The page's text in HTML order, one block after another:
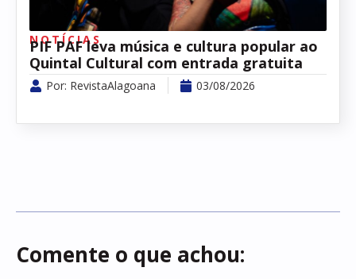
NOTÍCIAS
PIF PAF leva música e cultura popular ao
Quintal Cultural com entrada gratuita
Por: RevistaAlagoana 03/08/2026
Comente o que achou: